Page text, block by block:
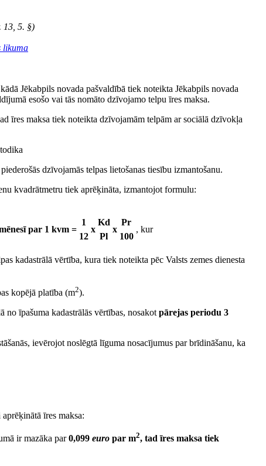
13, 5. §)
likuma
Jēkabpils novada pašvaldībā tiek noteikta Jēkabpils novada
esošo vai tās nomāto dzīvojamo telpu īres maksa.
īres maksa tiek noteikta dzīvojamām telpām ar sociālā dzīvokļa
dzīvojamās telpas lietošanas tiesību izmantošanu.
kvadrātmetru tiek aprēķināta, izmantojot formulu:
par 1 kvm =
1
x
Kd
x
Pr
, kur
12 Pl 100
kadastrālā vērtība, kura tiek noteikta pēc Valsts zemes dienesta
kopējā platība (m2).
no īpašuma kadastrālās vērtības, nosakot pārejas periodu 3
ievērojot noslēgtā līguma nosacījumus par brīdināšanu, ka
īres maksa:
ir mazāka par0,099 euro par m2, tad īres maksa tiek